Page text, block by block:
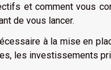
et comment vous
de vous lancer.
à la mise en
les investissements